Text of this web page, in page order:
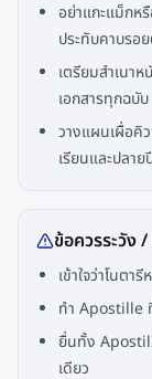
อย่าแกะแม็กหรื
ประทับคาบรอ
เตรียมสำเนา
เอกสารทุกฉบับ
วางแผนเผื่อคิ
เรียนและปลาย
ข้อควรระวัง
เข้าใจว่าโนตา
ทำ Apostille
ยื่นทั้ง
เดียว